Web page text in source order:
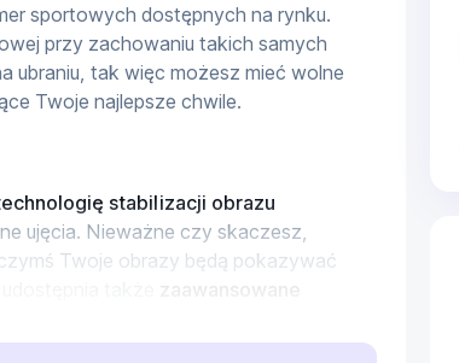
sportowych dostępnych na rynku.
przy zachowaniu takich samych
ubraniu, tak więc możesz mieć wolne
Twoje najlepsze chwile.
stabilizacji obrazu
ujęcia. Nieważne czy skaczesz,
Twoje obrazy będą pokazywać
zaawansowane
się sprzętu i mieć pewność,